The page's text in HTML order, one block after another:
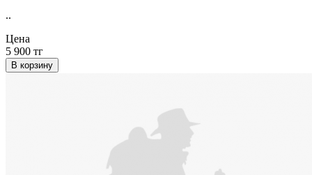
..
Цена
5 900 тг
В корзину